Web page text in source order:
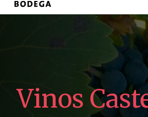
Vinos